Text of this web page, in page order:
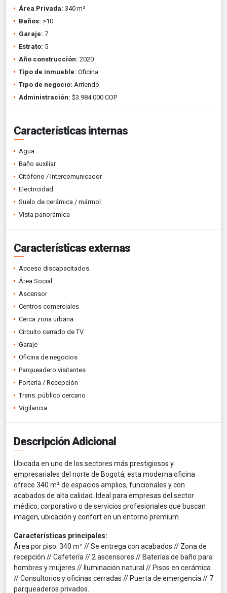
Área Privada: 340 m²
Baños: >10
Garaje: 7
Estrato: 5
Año construcción: 2020
Tipo de inmueble: Oficina
Tipo de negocio: Arriendo
Administración: $3.984.000 COP
Características internas
Agua
Baño auxiliar
Citófono / Intercomunicador
Electricidad
Suelo de cerámica / mármol
Vista panorámica
Características externas
Acceso discapacitados
Área Social
Ascensor
Centros comerciales
Cerca zona urbana
Circuito cerrado de TV
Garaje
Oficina de negocios
Parqueadero visitantes
Portería / Recepción
Trans. público cercano
Vigilancia
Descripción Adicional
Ubicada en uno de los sectores más prestigiosos y
empresariales del norte de Bogotá, esta moderna oficina
ofrece 340 m² de espacios amplios, funcionales y con
acabados de alta calidad. Ideal para empresas del sector
médico, corporativo o de servicios profesionales que buscan
imagen, ubicación y confort en un entorno premium.
Características principales:
Área por piso: 340 m² // Se entrega con acabados // Zona de
recepción // Cafetería // 2 ascensores // Baterías de baño para
hombres y mujeres // Iluminación natural // Pisos en cerámica
// Consultorios y oficinas cerradas // Puerta de emergencia // 7
parqueaderos privados.